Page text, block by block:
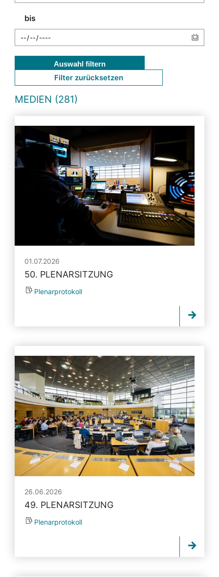
bis
Auswahl filtern
Filter zurücksetzen
MEDIEN (281)
01.07.2026
50. PLENARSITZUNG
Plenarprotokoll
26.06.2026
49. PLENARSITZUNG
Plenarprotokoll